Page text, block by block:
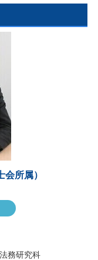
所属）
務研究科